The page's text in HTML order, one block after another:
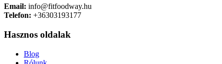
Email: info@fitfoodway.hu
Telefon: +36303193177
Hasznos oldalak
Blog